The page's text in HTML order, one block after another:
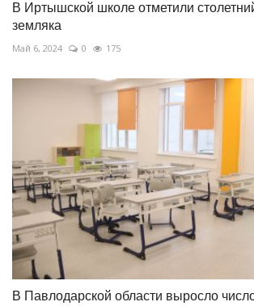
В Иртышской школе отметили
земляка
Май 6, 2024 0 175
В Павлодарской области выросло